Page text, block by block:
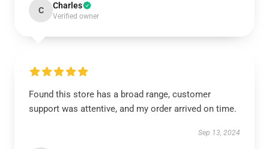
C Charles
Verified owner
Found this store has a broad range, customer
support was attentive, and my order arrived on time.
Sep 13, 2024